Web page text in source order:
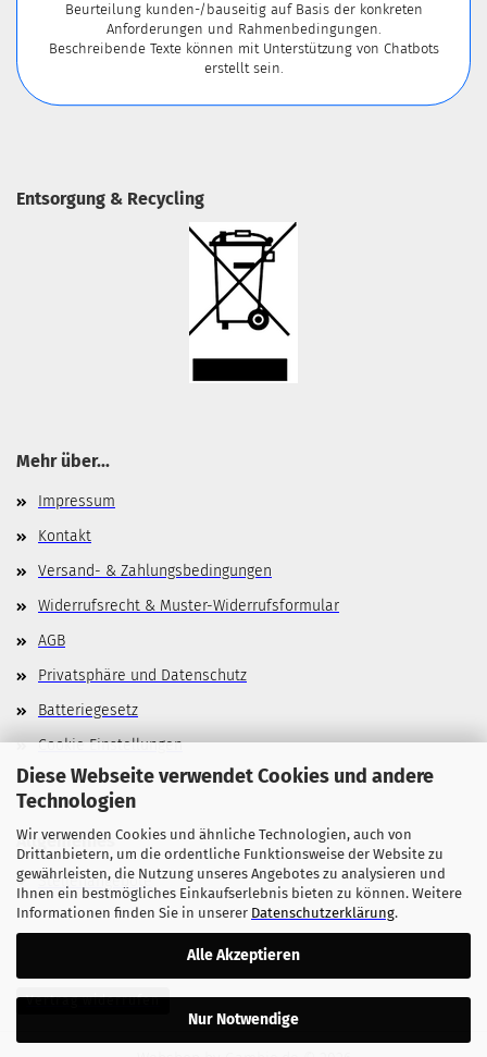
Diese Webseite verwendet Cookies und andere
Technologien
Wir verwenden Cookies und ähnliche Technologien, auch von
Drittanbietern, um die ordentliche Funktionsweise der Website zu
gewährleisten, die Nutzung unseres Angebotes zu analysieren und
Ihnen ein bestmögliches Einkaufserlebnis bieten zu können. Weitere
Informationen finden Sie in unserer Datenschutzerklärung.
Alle Akzeptieren
Nur Notwendige
Beurteilung kunden-/bauseitig auf Basis der konkreten
Anforderungen und Rahmenbedingungen.
Beschreibende Texte können mit Unterstützung von Chatbots
erstellt sein.
Entsorgung & Recycling
Mehr über...
Impressum
Kontakt
Versand- & Zahlungsbedingungen
Widerrufsrecht & Muster-Widerrufsformular
AGB
Privatsphäre und Datenschutz
Batteriegesetz
Cookie Einstellungen
Allgemeines
Stellenangebote
Vertrag widerrufen